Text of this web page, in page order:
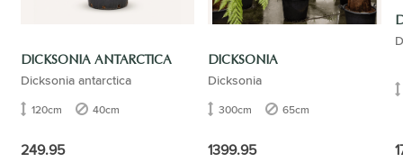
DICKSONIA ANTARCTICA
Dicksonia antarctica
120cm 40cm
249.95
DICKSONIA
Dicksonia
300cm 65cm
1399.95